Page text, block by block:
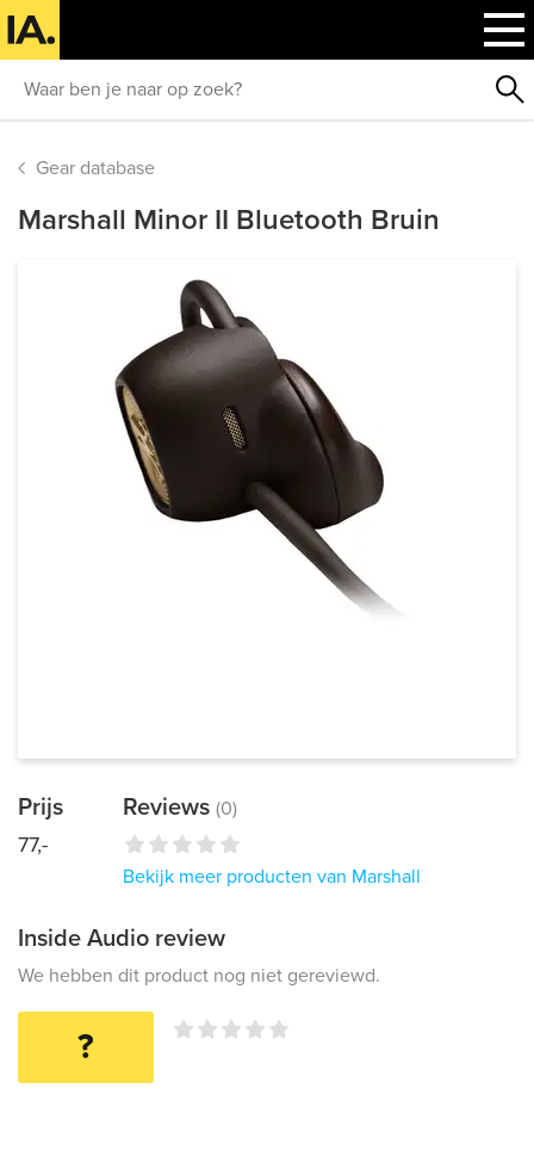
Gear database
Marshall Minor II Bluetooth Bruin
Prijs
77,-
Reviews (0)
Bekijk meer producten van Marshall
Inside Audio review
We hebben dit product nog niet gereviewd.
?